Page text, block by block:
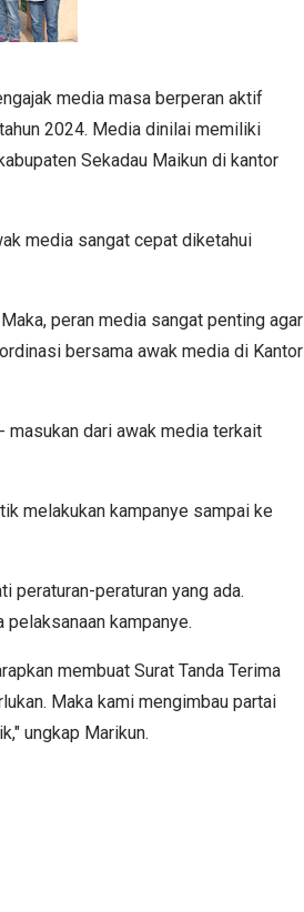
media masa berperan aktif
2024. Media dinilai memiliki
Sekadau Maikun di kantor
media sangat cepat diketahui
peran media sangat penting agar
bersama awak media di Kantor
masukan dari awak media terkait
melakukan kampanye sampai ke
peraturan-peraturan yang ada.
kampanye.
membuat Surat Tanda Terima
Maka kami mengimbau partai
ungkap Marikun.